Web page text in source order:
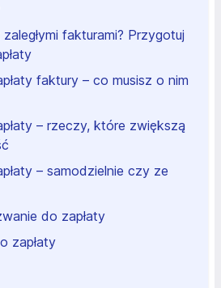
fakturami? Przygotuj
faktury – co musisz o nim
– rzeczy, które zwiększą
– samodzielnie czy ze
do zapłaty
zapłaty